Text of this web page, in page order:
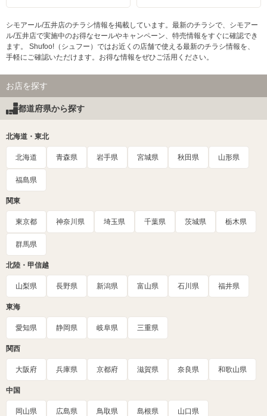
シモアール/五井店のチラシ情報を掲載しています。最新のチラシで、シモアー
ル/五井店で実施中のお得なセールやキャンペーン、特売情報をすぐに確認でき
ます。 Shufoo!（シュフー）ではお近くの店舗で使える最新のチラシ情報を、
手軽にご確認いただけます。お得な情報をぜひご活用ください。
お店を探す
都道府県から探す
北海道・東北
北海道 青森県 岩手県 宮城県 秋田県 山形県
福島県
関東
東京都 神奈川県 埼玉県 千葉県 茨城県 栃木県
群馬県
北陸・甲信越
山梨県 長野県 新潟県 富山県 石川県 福井県
東海
愛知県 静岡県 岐阜県 三重県
関西
大阪府 兵庫県 京都府 滋賀県 奈良県 和歌山県
中国
岡山県 広島県 鳥取県 島根県 山口県